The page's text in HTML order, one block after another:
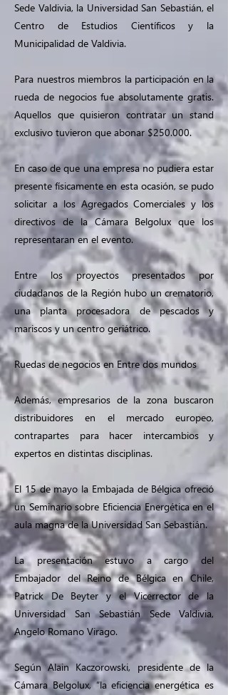
Sede Valdivia, la Universidad San Sebastián, el
Centro de Estudios Científicos y la
Municipalidad de Valdivia.
Para nuestros miembros la participación en la
rueda de negocios fue absolutamente gratis.
Aquellos que quisieron contratar un stand
exclusivo tuvieron que abonar $250.000.
En caso de que una empresa no pudiera estar
presente físicamente en esta ocasión, se pudo
solicitar a los Agregados Comerciales y los
directivos de la Cámara Belgolux que los
representaran en el evento.
Entre los proyectos presentados por
ciudadanos de la Región hubo un crematorio,
una planta procesadora de pescados y
mariscos y un centro geriátrico.
Ruedas de negocios en Entre dos mundos
Además, empresarios de la zona buscaron
distribuidores en el mercado europeo,
contrapartes para hacer intercambios y
expertos en distintas disciplinas.
El 15 de mayo la Embajada de Bélgica ofreció
un Seminario sobre Eficiencia Energética en el
aula magna de la Universidad San Sebastián.
La presentación estuvo a cargo del
Embajador del Reino de Bélgica en Chile,
Patrick De Beyter y el Vicerrector de la
Universidad San Sebastián Sede Valdivia,
Angelo Romano Virago.
Según Alain Kaczorowski, presidente de la
Cámara Belgolux, “la eficiencia energética es